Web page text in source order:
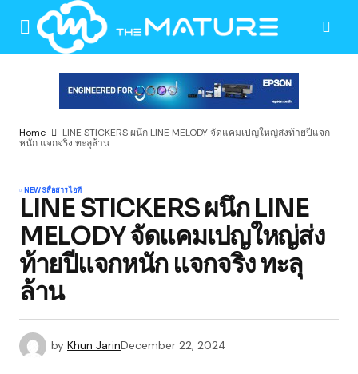
Home
LINE STICKERS ผนึก LINE MELODY จัดแคมเปญใหญ่ส่งท้ายปีแจก
หนัก แจกจริง ทะลุล้าน
NEWSสื่อสารไอที
LINE STICKERS ผนึก LINE
MELODY จัดแคมเปญใหญ่ส่ง
ท้ายปีแจกหนัก แจกจริง ทะลุ
ล้าน
by Khun JarinDecember 22, 2024